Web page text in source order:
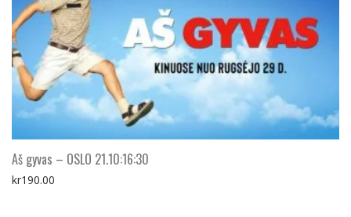
Aš gyvas – OSLO 21.10:16:30
kr190.00